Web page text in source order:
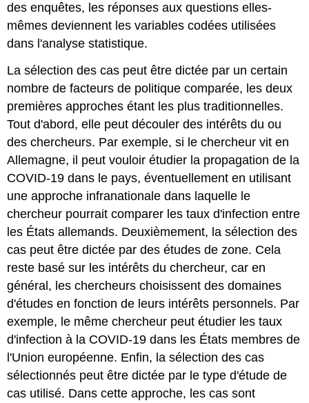
des enquêtes, les réponses aux questions elles-
mêmes deviennent les variables codées utilisées
dans l'analyse statistique.
La sélection des cas peut être dictée par un certain
nombre de facteurs de politique comparée, les deux
premières approches étant les plus traditionnelles.
Tout d'abord, elle peut découler des intérêts du ou
des chercheurs. Par exemple, si le chercheur vit en
Allemagne, il peut vouloir étudier la propagation de la
COVID-19 dans le pays, éventuellement en utilisant
une approche infranationale dans laquelle le
chercheur pourrait comparer les taux d'infection entre
les États allemands. Deuxièmement, la sélection des
cas peut être dictée par des études de zone. Cela
reste basé sur les intérêts du chercheur, car en
général, les chercheurs choisissent des domaines
d'études en fonction de leurs intérêts personnels. Par
exemple, le même chercheur peut étudier les taux
d'infection à la COVID-19 dans les États membres de
l'Union européenne. Enfin, la sélection des cas
sélectionnés peut être dictée par le type d'étude de
cas utilisé. Dans cette approche, les cas sont